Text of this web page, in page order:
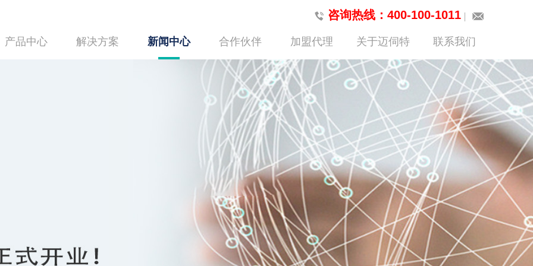
咨询热线：400-100-1011
产品中心 解决方案 新闻中心 合作伙伴 加盟代理 关于迈伺特 联系我们